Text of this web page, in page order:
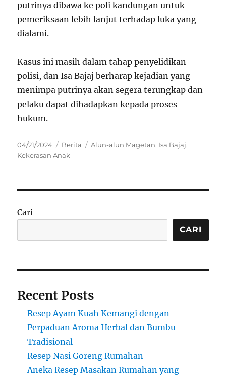
putrinya dibawa ke poli kandungan untuk
pemeriksaan lebih lanjut terhadap luka yang
dialami.
Kasus ini masih dalam tahap penyelidikan
polisi, dan Isa Bajaj berharap kejadian yang
menimpa putrinya akan segera terungkap dan
pelaku dapat dihadapkan kepada proses
hukum.
Posted
on
04/21/2024 Categories
Berita Tags
Alun-alun Magetan, Isa Bajaj,
Kekerasan Anak
Cari
CARI
Recent Posts
Resep Ayam Kuah Kemangi dengan
Perpaduan Aroma Herbal dan Bumbu
Tradisional
Resep Nasi Goreng Rumahan
Aneka Resep Masakan Rumahan yang